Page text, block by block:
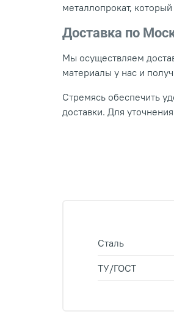
металлопрокат,
Доставка по
Мы осуществляем
материалы у нас и
Стремясь обеспечить
доставки. Для
Сталь
ТУ/ГОСТ